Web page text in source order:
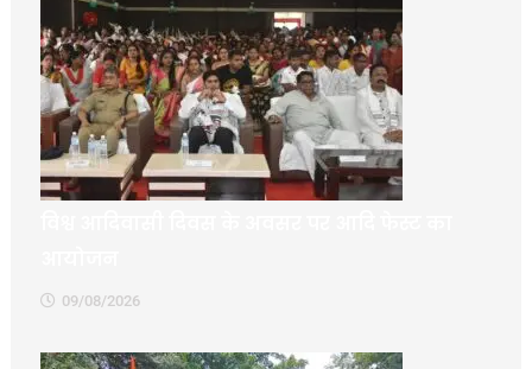
09/08/2026